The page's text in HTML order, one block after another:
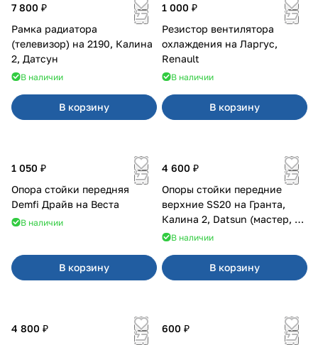
7 800 ₽
Рамка радиатора
(телевизор) на 2190, Калина
2, Датсун
В наличии
В корзину
1 000 ₽
Резистор вентилятора
охлаждения на Ларгус,
Renault
В наличии
В корзину
1 050 ₽
Опора стойки передняя
Demfi Драйв на Веста
В наличии
В корзину
4 600 ₽
Опоры стойки передние
верхние SS20 на Гранта,
Калина 2, Datsun (мастер, с
ЭлУР, с подшипником) 2шт
В наличии
В корзину
4 800 ₽
600 ₽